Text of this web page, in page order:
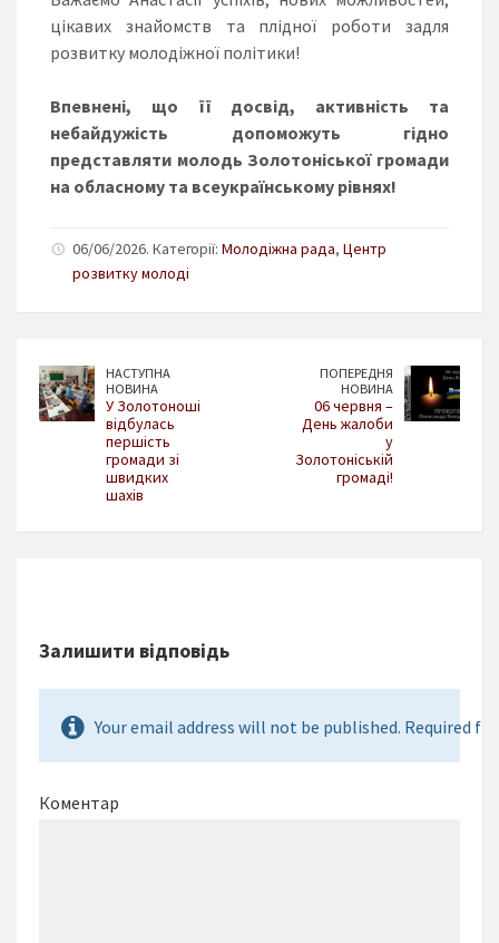
цікавих знайомств та плідної роботи задля
розвитку молодіжної політики!
Впевнені, що її досвід, активність та
небайдужість допоможуть гідно
представляти молодь Золотоніської громади
на обласному та всеукраїнському рівнях!
06/06/2026. Категорії: Молодіжна рада, Центр
розвитку молоді
НАСТУПНА
НОВИНА
У Золотоноші
відбулась
першість
громади зі
швидких
шахів
ПОПЕРЕДНЯ
НОВИНА
06 червня –
День жалоби
у
Золотоніській
громаді!
Залишити відповідь
Your email address will not be published. Required
Коментар